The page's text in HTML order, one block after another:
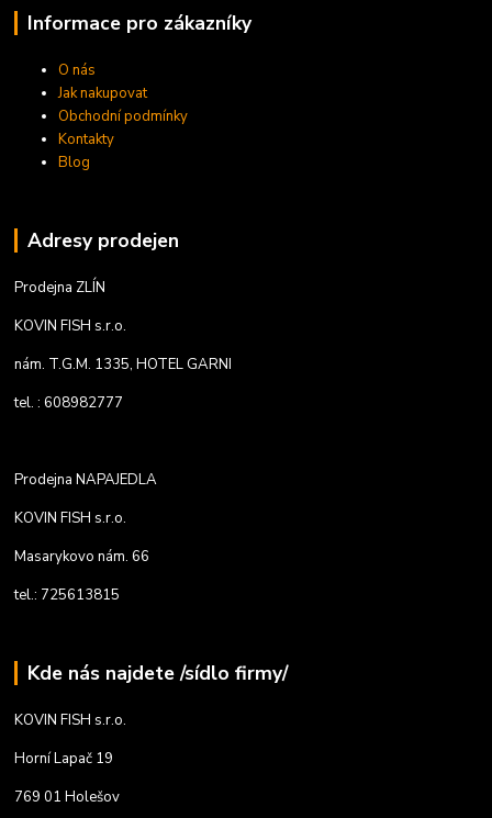
Informace pro zákazníky
O nás
Jak nakupovat
Obchodní podmínky
Kontakty
Blog
Adresy prodejen
Prodejna ZLÍN
KOVIN FISH s.r.o.
nám. T.G.M. 1335, HOTEL GARNI
tel. : 608982777
Prodejna NAPAJEDLA
KOVIN FISH s.r.o.
Masarykovo nám. 66
tel.: 725613815
Kde nás najdete /sídlo firmy/
KOVIN FISH s.r.o.
Horní Lapač 19
769 01 Holešov